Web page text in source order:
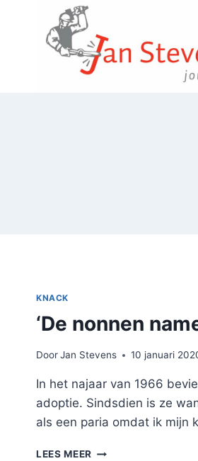
KNACK
‘De nonnen
DoorJan Stevens 10 januari
In het najaar van 1966
adoptie. Sindsdien is ze
als een paria omdat ik mijn
LEES MEER ‘DE